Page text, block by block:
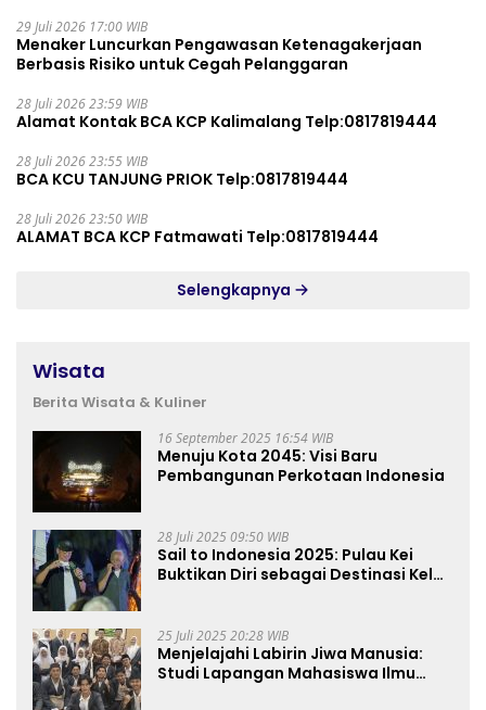
29 Juli 2026 17:00 WIB
Menaker Luncurkan Pengawasan Ketenagakerjaan
Berbasis Risiko untuk Cegah Pelanggaran
28 Juli 2026 23:59 WIB
Alamat Kontak BCA KCP Kalimalang Telp:0817819444
28 Juli 2026 23:55 WIB
BCA KCU TANJUNG PRIOK Telp:0817819444
28 Juli 2026 23:50 WIB
ALAMAT BCA KCP Fatmawati Telp:0817819444
Selengkapnya
Wisata
Berita Wisata & Kuliner
16 September 2025 16:54 WIB
Menuju Kota 2045: Visi Baru
Pembangunan Perkotaan Indonesia
28 Juli 2025 09:50 WIB
Sail to Indonesia 2025: Pulau Kei
Buktikan Diri sebagai Destinasi Kelas
25 Juli 2025 20:28 WIB
Menjelajahi Labirin Jiwa Manusia:
Studi Lapangan Mahasiswa Ilmu